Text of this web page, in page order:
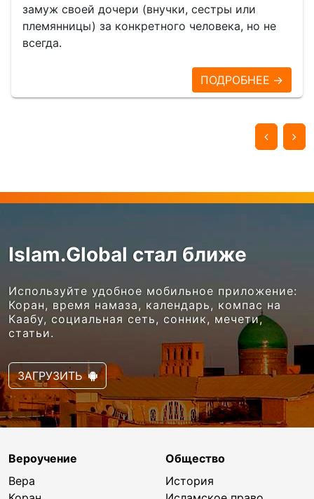
замуж своей дочери (внучки, сестры или
племянницы) за конкретного человека, но не
всегда.
ПОДРОБНЕЕ →
Islam.Global стал ближе
Используйте удобное мобильное приложение:
Коран, время намаза, календарь, компас на
Каабу, социальная сеть, сонник, мечети,
статьи.
ЗАГРУЗИТЬ
Вероучение
Вера
Общество
История